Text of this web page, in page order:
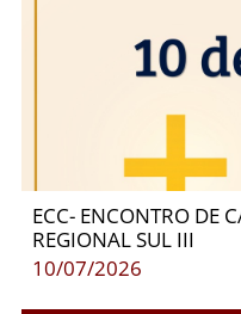
ECC- ENCONTRO DE
REGIONAL SUL III
10/07/2026